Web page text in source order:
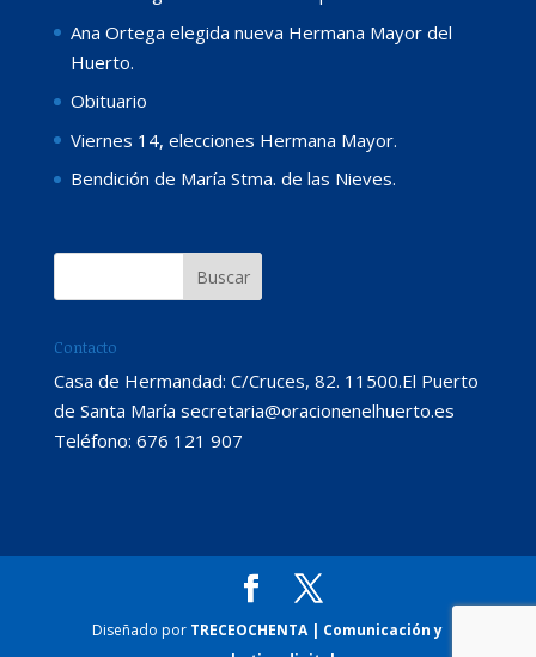
Ana Ortega elegida nueva Hermana Mayor del
Huerto.
Obituario
Viernes 14, elecciones Hermana Mayor.
Bendición de María Stma. de las Nieves.
Contacto
Casa de Hermandad: C/Cruces, 82. 11500.El Puerto
de Santa María secretaria@oracionenelhuerto.es
Teléfono: 676 121 907
Diseñado por TRECEOCHENTA | Comunicación y